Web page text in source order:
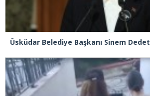
Üsküdar Belediye Başkanı Sinem